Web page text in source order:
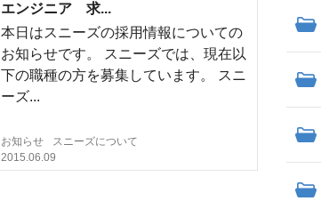
エンジニア 求...
本日はスニーズの採用情報についての
お知らせです。 スニーズでは、現在以
下の職種の方を募集しています。 スニ
ーズ...
お知らせ
スニーズについて
2015.06.09